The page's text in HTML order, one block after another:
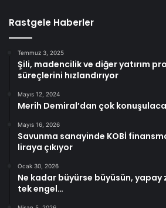
Rastgele Haberler
Temmuz 3, 2025
Şili, madencilik ve diğer yatırım
süreçlerini hızlandırıyor
Mayıs 12, 2024
Merih Demiral’dan çok
Mayıs 16, 2026
Savunma sanayinde KOBİ
liraya çıkıyor
Ocak 30, 2026
Ne kadar büyürse büyüsün, yapay
tek engel…